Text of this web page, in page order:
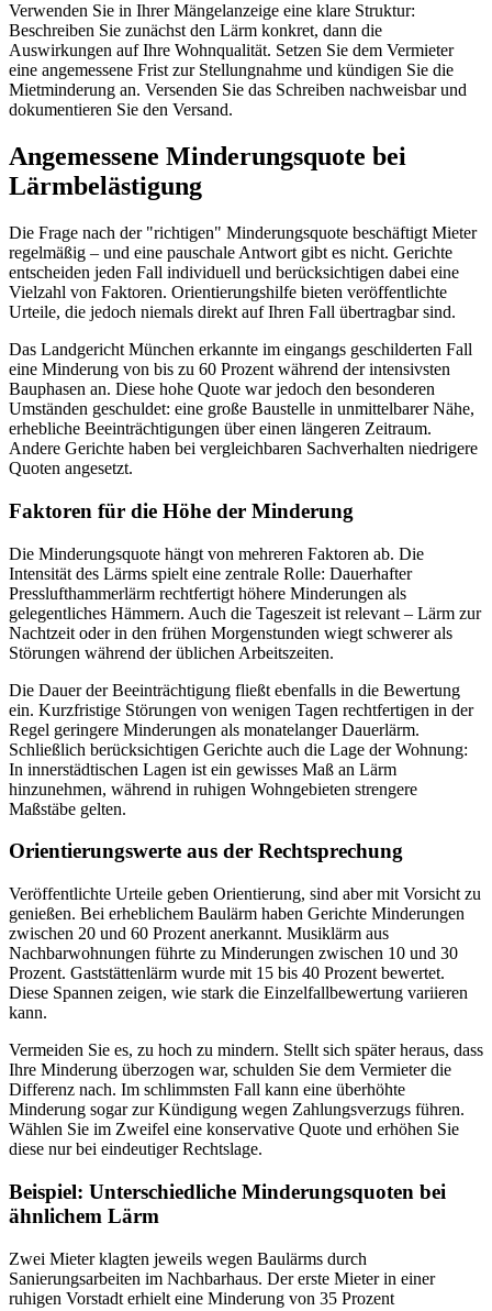
Verwenden Sie in Ihrer Mängelanzeige eine klare Struktur:
Beschreiben Sie zunächst den Lärm konkret, dann die
Auswirkungen auf Ihre Wohnqualität. Setzen Sie dem Vermieter
eine angemessene Frist zur Stellungnahme und kündigen Sie die
Mietminderung an. Versenden Sie das Schreiben nachweisbar und
dokumentieren Sie den Versand.
Angemessene Minderungsquote bei
Lärmbelästigung
Die Frage nach der "richtigen" Minderungsquote beschäftigt Mieter
regelmäßig – und eine pauschale Antwort gibt es nicht. Gerichte
entscheiden jeden Fall individuell und berücksichtigen dabei eine
Vielzahl von Faktoren. Orientierungshilfe bieten veröffentlichte
Urteile, die jedoch niemals direkt auf Ihren Fall übertragbar sind.
Das Landgericht München erkannte im eingangs geschilderten Fall
eine Minderung von bis zu 60 Prozent während der intensivsten
Bauphasen an. Diese hohe Quote war jedoch den besonderen
Umständen geschuldet: eine große Baustelle in unmittelbarer Nähe,
erhebliche Beeinträchtigungen über einen längeren Zeitraum.
Andere Gerichte haben bei vergleichbaren Sachverhalten niedrigere
Quoten angesetzt.
Faktoren für die Höhe der Minderung
Die Minderungsquote hängt von mehreren Faktoren ab. Die
Intensität des Lärms spielt eine zentrale Rolle: Dauerhafter
Presslufthammerlärm rechtfertigt höhere Minderungen als
gelegentliches Hämmern. Auch die Tageszeit ist relevant – Lärm zur
Nachtzeit oder in den frühen Morgenstunden wiegt schwerer als
Störungen während der üblichen Arbeitszeiten.
Die Dauer der Beeinträchtigung fließt ebenfalls in die Bewertung
ein. Kurzfristige Störungen von wenigen Tagen rechtfertigen in der
Regel geringere Minderungen als monatelanger Dauerlärm.
Schließlich berücksichtigen Gerichte auch die Lage der Wohnung:
In innerstädtischen Lagen ist ein gewisses Maß an Lärm
hinzunehmen, während in ruhigen Wohngebieten strengere
Maßstäbe gelten.
Orientierungswerte aus der Rechtsprechung
Veröffentlichte Urteile geben Orientierung, sind aber mit Vorsicht zu
genießen. Bei erheblichem Baulärm haben Gerichte Minderungen
zwischen 20 und 60 Prozent anerkannt. Musiklärm aus
Nachbarwohnungen führte zu Minderungen zwischen 10 und 30
Prozent. Gaststättenlärm wurde mit 15 bis 40 Prozent bewertet.
Diese Spannen zeigen, wie stark die Einzelfallbewertung variieren
kann.
Vermeiden Sie es, zu hoch zu mindern. Stellt sich später heraus, dass
Ihre Minderung überzogen war, schulden Sie dem Vermieter die
Differenz nach. Im schlimmsten Fall kann eine überhöhte
Minderung sogar zur Kündigung wegen Zahlungsverzugs führen.
Wählen Sie im Zweifel eine konservative Quote und erhöhen Sie
diese nur bei eindeutiger Rechtslage.
Beispiel: Unterschiedliche Minderungsquoten bei
ähnlichem Lärm
Zwei Mieter klagten jeweils wegen Baulärms durch
Sanierungsarbeiten im Nachbarhaus. Der erste Mieter in einer
ruhigen Vorstadt erhielt eine Minderung von 35 Prozent